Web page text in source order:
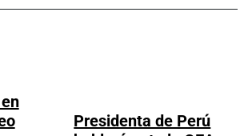
Post
Presidenta de Perú